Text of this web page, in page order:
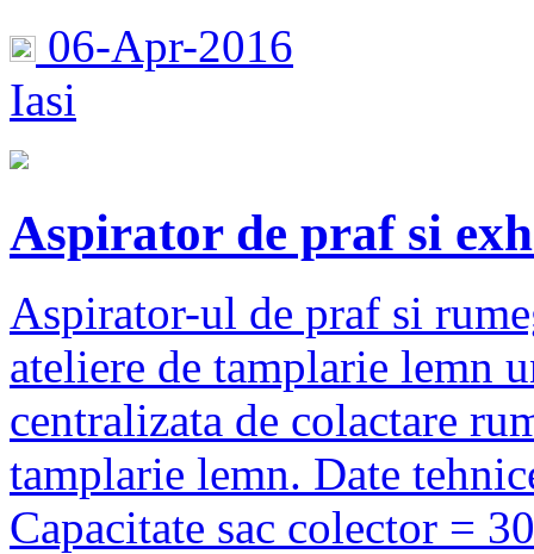
06-Apr-2016
Iasi
Aspirator de praf si
Aspirator-ul de praf si
ateliere de tamplarie lemn
centralizata de colactare
tamplarie lemn. Date
Capacitate sac colector =